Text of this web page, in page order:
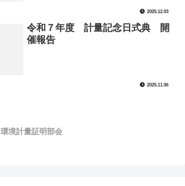
2025.12.03
令和７年度 計量記念日式典 開
催報告
2025.11.06
環境計量証明部会